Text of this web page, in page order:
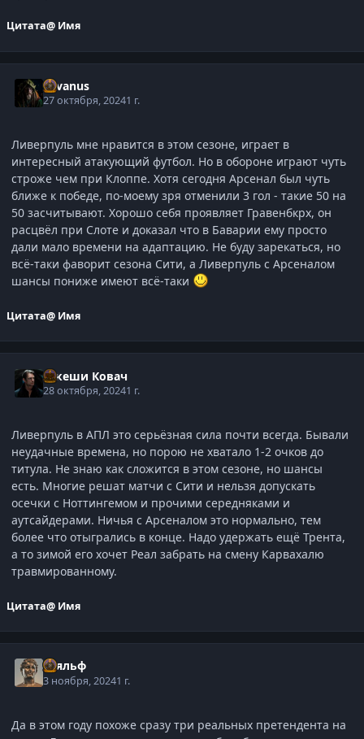
Цитата@ Имя
Silvanus
27 октября, 20241 г.
Ливерпуль мне нравится в этом сезоне, играет в
интересный атакующий футбол. Но в обороне играют чуть
строже чем при Клоппе. Хотя сегодня Арсенал был чуть
ближе к победе, по-моему зря отменили 3 гол - такие 50 на
50 засчитывают. Хорошо себя проявляет Гравенбкрх, он
расцвёл при Слоте и доказал что в Баварии ему просто
дали мало времени на адаптацию. Не буду зарекаться, но
всё-таки фаворит сезона Сити, а Ливерпуль с Арсеналом
шансы пониже имеют всё-таки
Цитата@ Имя
Такеши Ковач
28 октября, 20241 г.
Ливерпуль в АПЛ это серьёзная сила почти всегда. Бывали
неудачные времена, но порою не хватало 1-2 очков до
титула. Не знаю как сложится в этом сезоне, но шансы
есть. Многие решат матчи с Сити и нельзя допускать
осечки с Ноттингемом и прочими середняками и
аутсайдерами. Ничья с Арсеналом это нормально, тем
более что отыгрались в конце. Надо удержать ещё Трента,
а то зимой его хочет Реал забрать на смену Карвахалю
травмированному.
Цитата@ Имя
Тьяльф
3 ноября, 20241 г.
Да в этом году похоже сразу три реальных претендента на